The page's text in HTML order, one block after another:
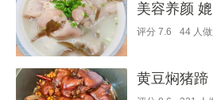
美容养颜
评分 7.6 44 人
黄豆焖猪蹄